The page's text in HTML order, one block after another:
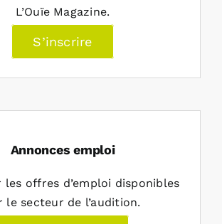
L’Ouïe Magazine.
S’inscrire
Annonces emploi
les offres d’emploi disponibles
le secteur de l’audition.